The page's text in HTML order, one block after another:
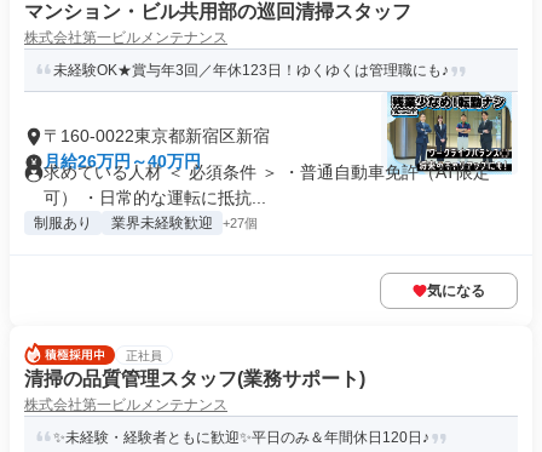
マンション・ビル共用部の巡回清掃スタッフ
株式会社第一ビルメンテナンス
未経験OK★賞与年3回／年休123日！ゆくゆくは管理職にも♪
〒160-0022東京都新宿区新宿
月給26万円～40万円
求めている人材 ＜ 必須条件 ＞ ・普通自動車免許（AT限定
可） ・日常的な運転に抵抗...
制服あり 業界未経験歓迎 +27個
気になる
正社員
清掃の品質管理スタッフ(業務サポート)
株式会社第一ビルメンテナンス
✨未経験・経験者ともに歓迎✨平日のみ＆年間休日120日♪